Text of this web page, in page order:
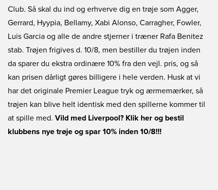
Club. Så skal du ind og erhverve dig en trøje som Agger,
Gerrard, Hyypia, Bellamy, Xabi Alonso, Carragher, Fowler,
Luis Garcia og alle de andre stjerner i træner Rafa Benitez
stab. Trøjen frigives d. 10/8, men bestiller du trøjen inden
da sparer du ekstra ordinære 10% fra den vejl. pris, og så
kan prisen dårligt gøres billigere i hele verden. Husk at vi
har det originale Premier League tryk og ærmemærker, så
trøjen kan blive helt identisk med den spillerne kommer til
at spille med. Vild med Liverpool? Klik her og bestil
klubbens nye trøje og spar 10% inden 10/8!!!